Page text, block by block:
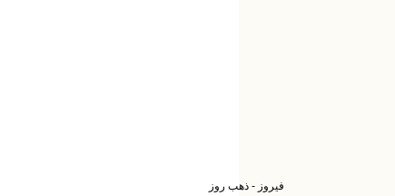
فيروز - ذهب روز